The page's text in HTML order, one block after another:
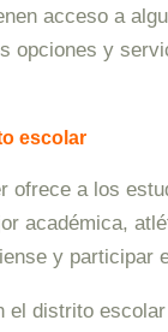
acceso a
opciones y
escolar
ofrece a los
académica,
y participar
el distrito